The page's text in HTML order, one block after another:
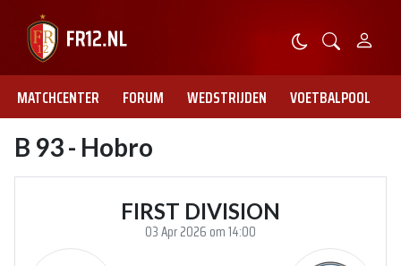
MATCHCENTER FORUM WEDSTRIJDEN VOETBALPOOL
B 93 - Hobro
FIRST DIVISION
03 Apr 2026 om 14:00